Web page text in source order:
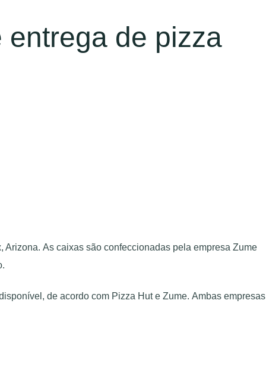
entrega de pizza
As caixas são confeccionadas pela empresa Zume
de acordo com Pizza Hut e Zume. Ambas empresas